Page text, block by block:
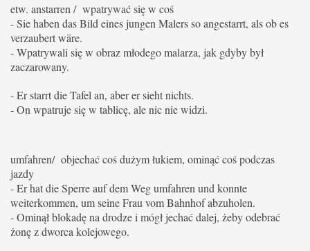
etw. anstarren / wpatrywać się w coś
- Sie haben das Bild eines jungen Malers so angestarrt, als ob es
verzaubert wäre.
- Wpatrywali się w obraz młodego malarza, jak gdyby był
zaczarowany.
- Er starrt die Tafel an, aber er sieht nichts.
- On wpatruje się w tablicę, ale nic nie widzi.
umfahren/ objechać coś dużym łukiem, ominąć coś podczas
jazdy
- Er hat die Sperre auf dem Weg umfahren und konnte
weiterkommen, um seine Frau vom Bahnhof abzuholen.
- Ominął blokadę na drodze i mógł jechać dalej, żeby odebrać
żonę z dworca kolejowego.